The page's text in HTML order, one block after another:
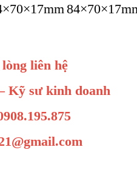
liên hệ
Kỹ sư kinh doanh